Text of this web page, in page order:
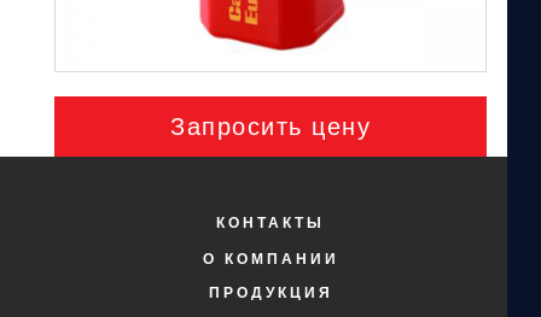
Запросить цену
КОНТАКТЫ
О КОМПАНИИ
ПРОДУКЦИЯ